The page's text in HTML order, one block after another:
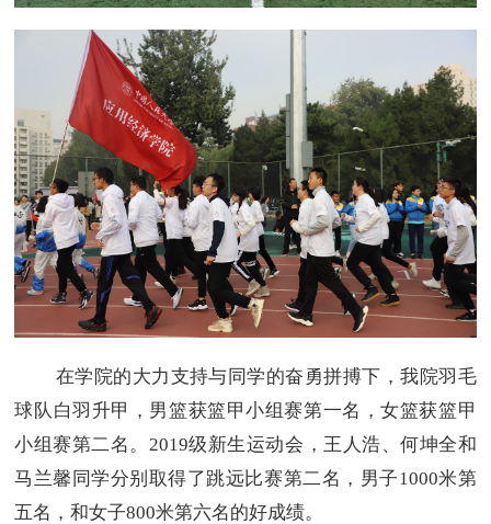
在学院的大力支持与同学的奋勇拼搏下，我院羽毛
球队白羽升甲，男篮获篮甲小组赛第一名，女篮获篮甲
小组赛第二名。2019级新生运动会，王人浩、何坤全和
马兰馨同学分别取得了跳远比赛第二名，男子1000米第
五名，和女子800米第六名的好成绩。